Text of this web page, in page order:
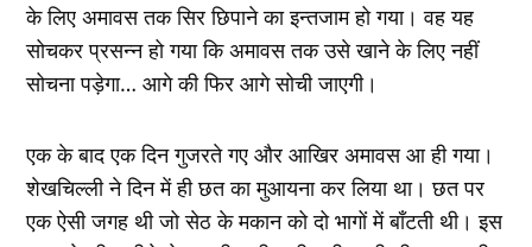
के लिए अमावस तक सिर छिपाने का इन्तजाम हो गया। वह यह
सोचकर प्रसन्न हो गया कि अमावस तक उसे खाने के लिए नहीं
सोचना पड़ेगा… आगे की फिर आगे सोची जाएगी।
एक के बाद एक दिन गुजरते गए और आखिर अमावस आ ही गया।
शेखचिल्ली ने दिन में ही छत का मुआयना कर लिया था। छत पर
एक ऐसी जगह थी जो सेठ के मकान को दो भागों में बाँटती थी। इस